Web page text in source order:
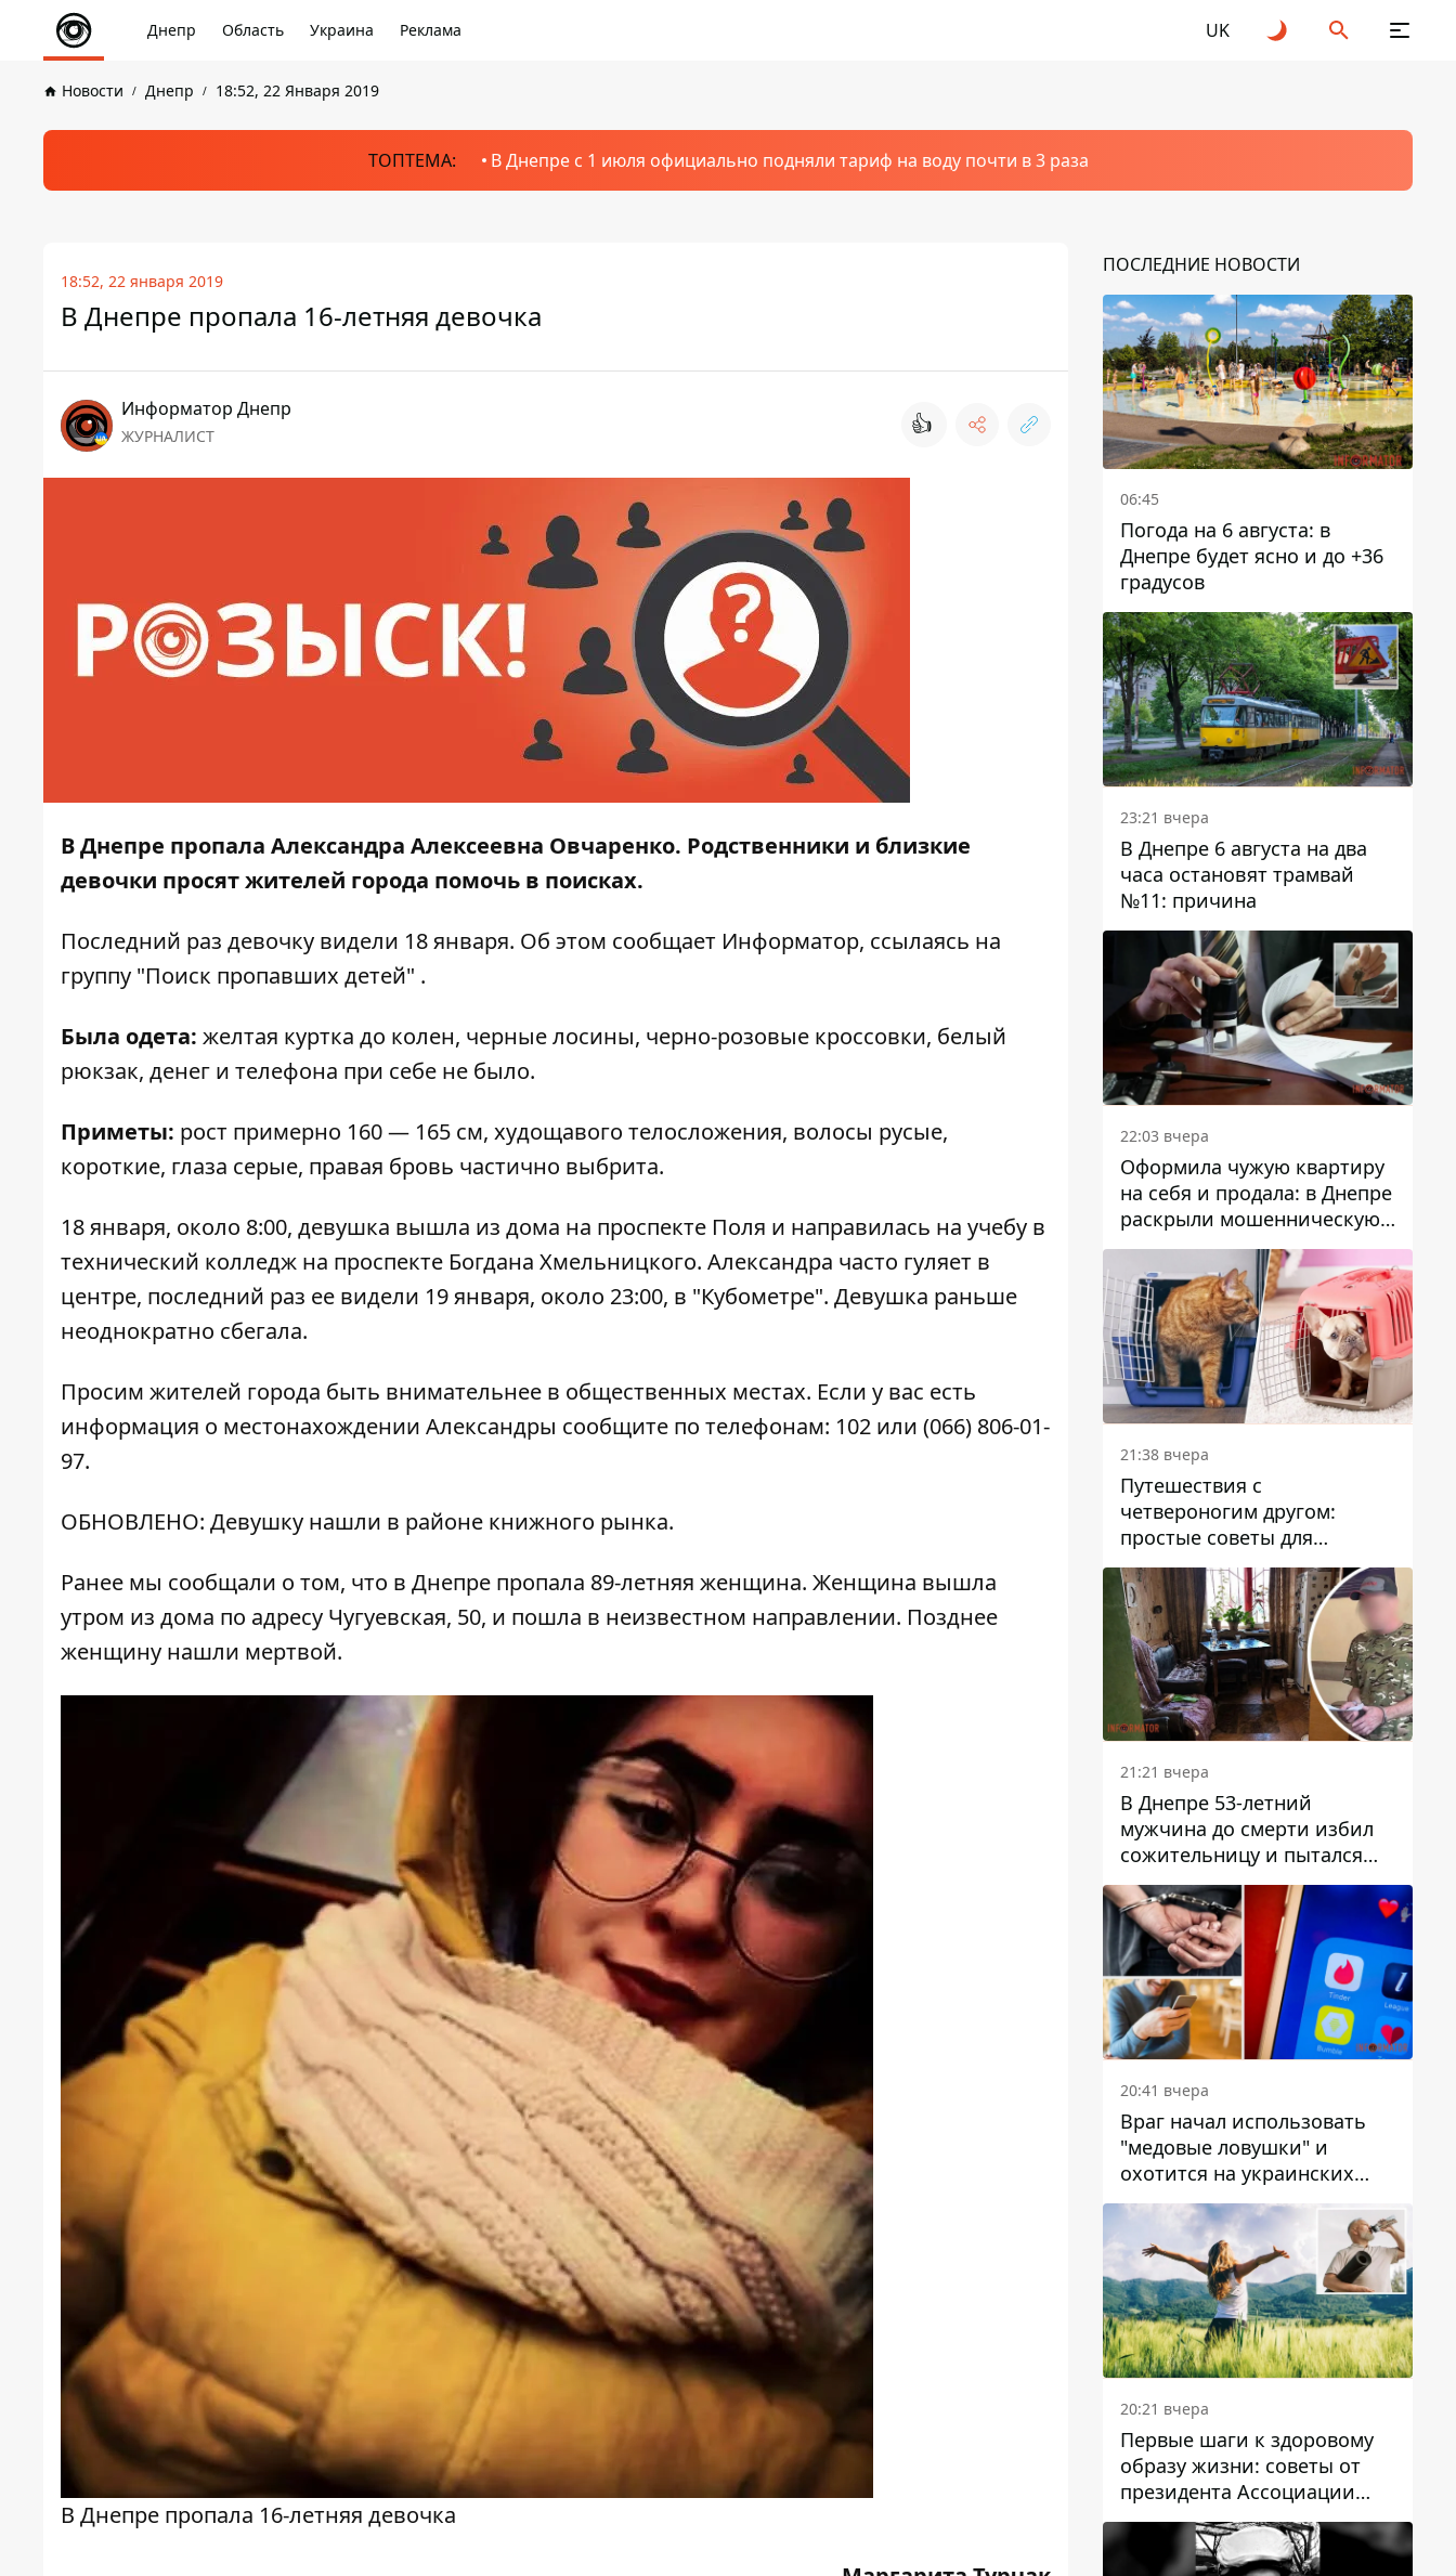
Днепр Область Украина Реклама UK
Новости Днепр 18:52, 22 Января 2019
ТОПТЕМА: В Днепре с 1 июля официально подняли тариф на воду почти в 3 раза
18:52, 22 января 2019
В Днепре пропала 16-летняя девочка
Информатор Днепр
ЖУРНАЛИСТ 👍
В Днепре пропала Александра Алексеевна Овчаренко. Родственники и близкие
девочки просят жителей города помочь в поисках.
Последний раз девочку видели 18 января. Об этом сообщает Информатор, ссылаясь на
группу "Поиск пропавших детей" .
Была одета: желтая куртка до колен, черные лосины, черно-розовые кроссовки, белый
рюкзак, денег и телефона при себе не было.
Приметы: рост примерно 160 — 165 см, худощавого телосложения, волосы русые,
короткие, глаза серые, правая бровь частично выбрита.
18 января, около 8:00, девушка вышла из дома на проспекте Поля и направилась на учебу в
технический колледж на проспекте Богдана Хмельницкого. Александра часто гуляет в
центре, последний раз ее видели 19 января, около 23:00, в "Кубометре". Девушка раньше
неоднократно сбегала.
Просим жителей города быть внимательнее в общественных местах. Если у вас есть
информация о местонахождении Александры сообщите по телефонам: 102 или (066) 806-01-
97.
ОБНОВЛЕНО: Девушку нашли в районе книжного рынка.
Ранее мы сообщали о том, что в Днепре пропала 89-летняя женщина. Женщина вышла
утром из дома по адресу Чугуевская, 50, и пошла в неизвестном направлении. Позднее
женщину нашли мертвой.
В Днепре пропала 16-летняя девочка
ПОСЛЕДНИЕ НОВОСТИ
06:45
Погода на 6 августа: в
Днепре будет ясно и до +36
градусов
23:21 вчера
В Днепре 6 августа на два
часа остановят трамвай
№11: причина
22:03 вчера
Оформила чужую квартиру
на себя и продала: в Днепре
раскрыли мошенническую
схему с недвижимостью
21:38 вчера
Путешествия с
четвероногим другом:
простые советы для
поездок с животными
21:21 вчера
В Днепре 53-летний
мужчина до смерти избил
сожительницу и пытался
скрыть преступление:
детали
20:41 вчера
Враг начал использовать
"медовые ловушки" и
охотится на украинских
военнослужащих
20:21 вчера
Первые шаги к здоровому
образу жизни: советы от
президента Ассоциации
диетологов Украины